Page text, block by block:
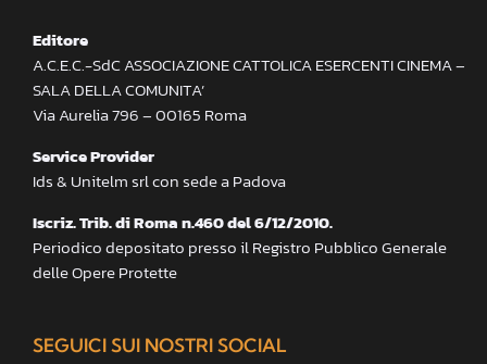
Editore
A.C.E.C.-SdC ASSOCIAZIONE CATTOLICA ESERCENTI CINEMA –
SALA DELLA COMUNITA’
Via Aurelia 796 – 00165 Roma
Service Provider
Ids & Unitelm srl con sede a Padova
Iscriz. Trib. di Roma n.460 del 6/12/2010.
Periodico depositato presso il Registro Pubblico Generale
delle Opere Protette
SEGUICI SUI NOSTRI SOCIAL